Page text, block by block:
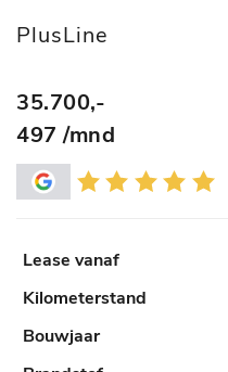
PlusLine
35.700,-
497 /mnd